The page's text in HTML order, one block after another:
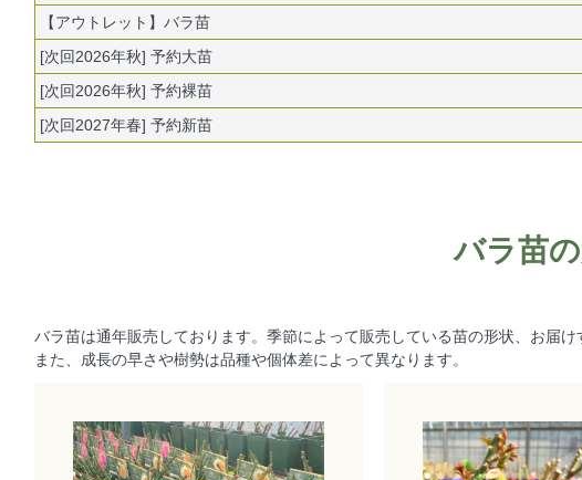
【アウトレット】バラ苗
[次回2026年秋] 予約大苗
[次回2026年秋] 予約裸苗
[次回2027年春] 予約新苗
バラ苗
バラ苗は通年販売しております。季節によって販売している苗の形状、お届け
また、成長の早さや樹勢は品種や個体差によって異なります。